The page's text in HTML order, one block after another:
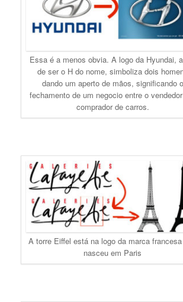
Essa é a menos obvia. A logo da Hyundai,
de ser o H do nome, simboliza dois
dando um aperto de mãos, significando o
fechamento de um negocio entre o
comprador de carros.
A torre Eiffel está na logo da marca
nasceu em Paris